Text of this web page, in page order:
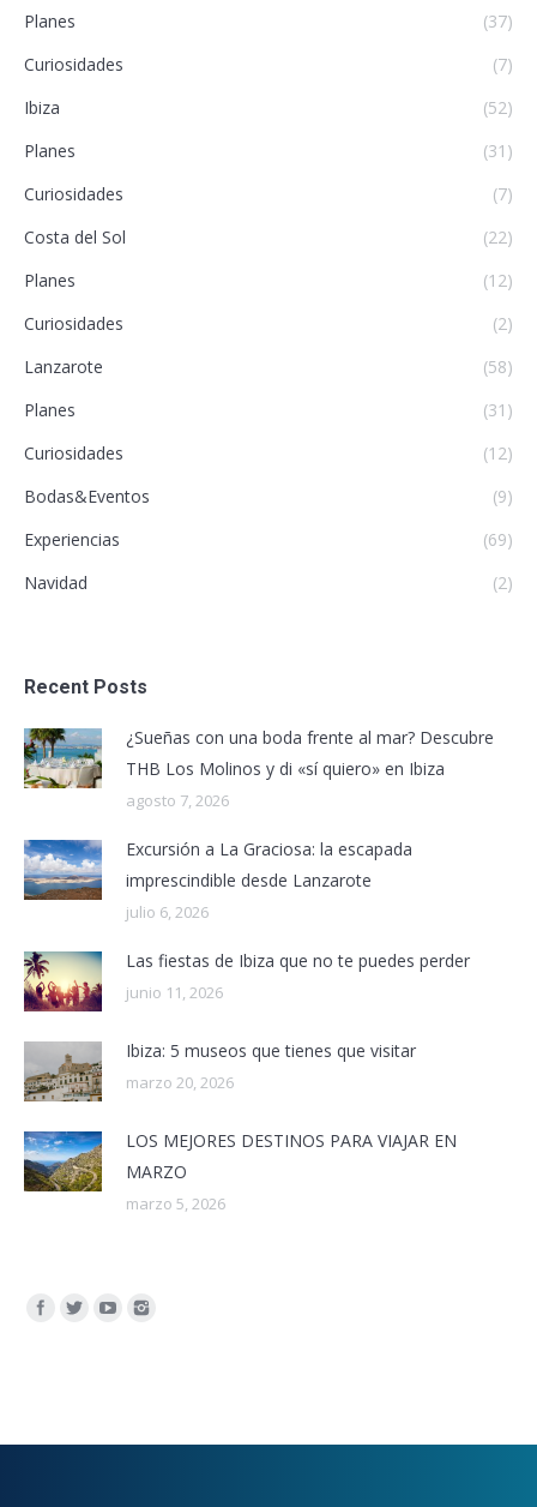
Planes
(37)
Curiosidades
(7)
Ibiza
(52)
Planes
(31)
Curiosidades
(7)
Costa del Sol
(22)
Planes
(12)
Curiosidades
(2)
Lanzarote
(58)
Planes
(31)
Curiosidades
(12)
Bodas&Eventos
(9)
Experiencias
(69)
Navidad
(2)
Recent Posts
¿Sueñas con una boda frente al mar? Descubre
THB Los Molinos y di «sí quiero» en Ibiza
agosto 7, 2026
Excursión a La Graciosa: la escapada
imprescindible desde Lanzarote
julio 6, 2026
Las fiestas de Ibiza que no te puedes perder
junio 11, 2026
Ibiza: 5 museos que tienes que visitar
marzo 20, 2026
LOS MEJORES DESTINOS PARA VIAJAR EN
MARZO
marzo 5, 2026
Encuéntranos en: